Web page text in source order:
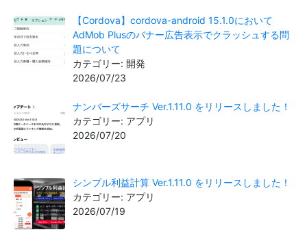
【Cordova】cordova-android 15.1.0において
AdMob Plusのバナー広告表示でクラッシュする問
題について
カテゴリー: 開発
2026/07/23
ナンバーズサーチ Ver.1.11.0 をリリースしました！
カテゴリー: アプリ
2026/07/20
シンプル利益計算 Ver.1.11.0 をリリースしました！
カテゴリー: アプリ
2026/07/19